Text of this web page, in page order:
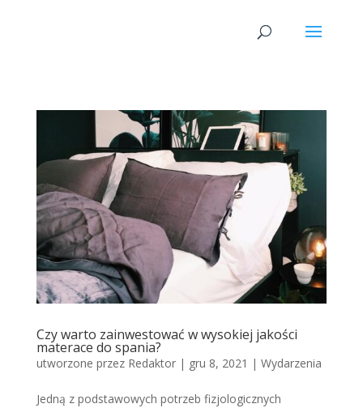
Czy warto zainwestować w wysokiej jakości
materace do spania?
utworzone przez Redaktor| gru 8, 2021 | Wydarzenia
Jedną z podstawowych potrzeb fizjologicznych